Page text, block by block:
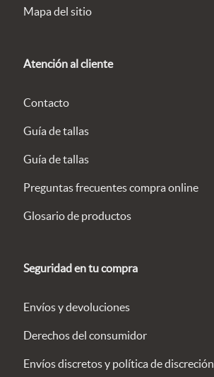
Mapa del sitio
Atención al cliente
Contacto
Guía de tallas
Guía de tallas
Preguntas frecuentes compra online
Glosario de productos
Seguridad en tu compra
Envíos y devoluciones
Derechos del consumidor
Envíos discretos y política de discreción